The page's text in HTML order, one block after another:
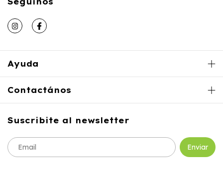
Ayuda
Contactános
Suscribite al newsletter